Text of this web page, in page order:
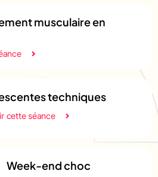
musculaire en
techniques
cette séance
Week-end choc